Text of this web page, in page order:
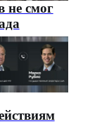
не смог